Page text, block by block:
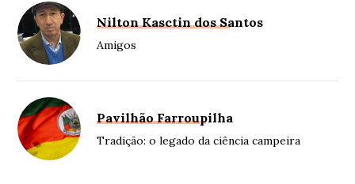
Nilton Kasctin dos Santos
Amigos
Pavilhão Farroupilha
Tradição: o legado da ciência campeira